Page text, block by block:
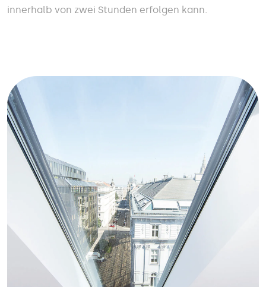
innerhalb von zwei Stunden erfolgen kann.